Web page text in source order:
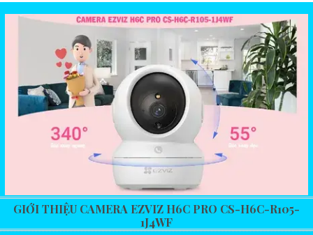
GIỚI THIỆU CAMERA EZVIZ H6C PRO CS-H6C-R105-
1J4WF